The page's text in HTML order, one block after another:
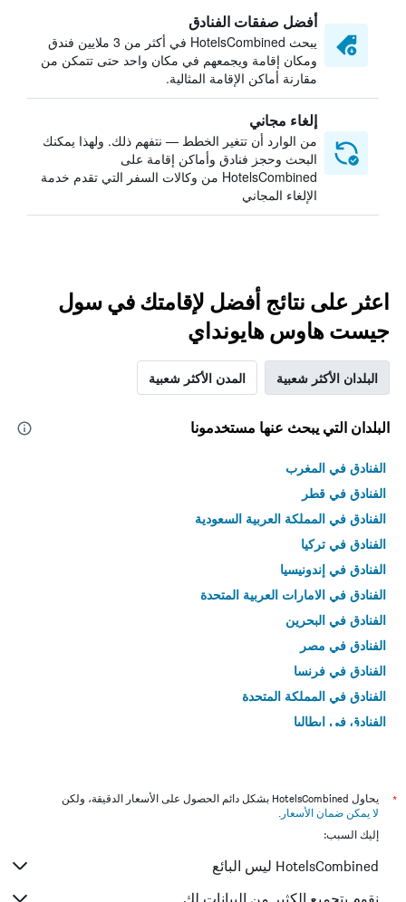
أفضل صفقات الفنادق
يبحث HotelsCombined في أكثر من 3 ملايين فندق
ومكان إقامة ويجمعهم في مكان واحد حتى تتمكن من
مقارنة أماكن الإقامة المثالية.
إلغاء مجاني
من الوارد أن تتغير الخطط — نتفهم ذلك. ولهذا يمكنك
البحث وحجز فنادق وأماكن إقامة على
HotelsCombined من وكالات السفر التي تقدم خدمة
الإلغاء المجاني
اعثر على نتائج أفضل لإقامتك في سول
جيست هاوس هايونداي
البلدان الأكثر شعبية المدن الأكثر شعبية
البلدان التي يبحث عنها مستخدمونا
الفنادق في المغرب
الفنادق في قطر
الفنادق في المملكة العربية السعودية
الفنادق في تركيا
الفنادق في إندونيسيا
الفنادق في الامارات العربية المتحدة
الفنادق في البحرين
الفنادق في مصر
الفنادق في فرنسا
الفنادق في المملكة المتحدة
الفنادق في إيطاليا
*
يحاول HotelsCombined بشكل دائم الحصول على الأسعار الدقيقة، ولكن
لا يمكن ضمان الأسعار .
إليك السبب:
HotelsCombined ليس البائع
نقوم بتجميع الكثير من البيانات لك